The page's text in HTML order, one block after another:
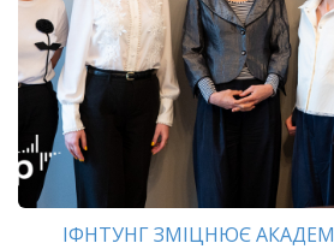
ІФНТУНГ ЗМІЦНЮЄ